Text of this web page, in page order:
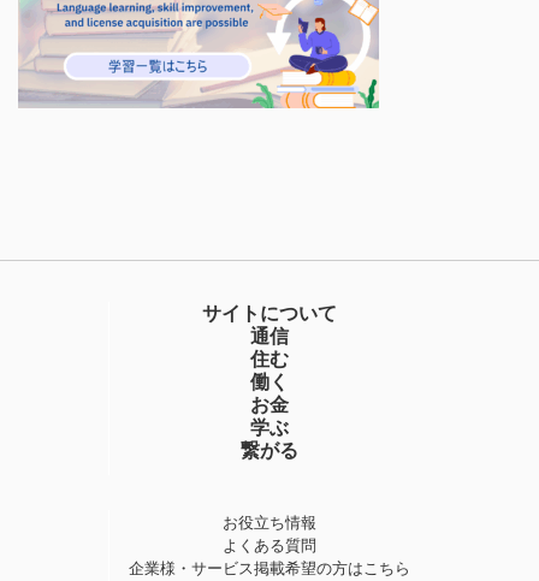
サイトについて
通信
住む
働く
お金
学ぶ
繋がる
お役立ち情報
よくある質問
企業様・サービス掲載希望の方はこちら